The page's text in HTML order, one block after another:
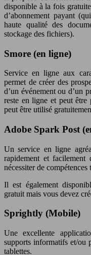
disponible à la fois
d’abonnement payant
haute qualité des
stockage des fichiers).
Smore (en ligne)
Service en ligne aux
permet de créer des
d’un événement ou d’un
reste en ligne et peut être
peut être utilisé
Adobe Spark Post
Un service en ligne
rapidement et facilement
nécessiter de compétences
Il est également
gratuit mais vous devez
Sprightly (Mobile)
Une excellente
supports informatifs et/ou
tablettes.